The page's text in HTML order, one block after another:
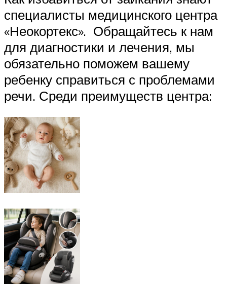
специалисты медицинского центра
«Неокортекс». Обращайтесь к нам
для диагностики и лечения, мы
обязательно поможем вашему
ребенку справиться с проблемами
речи. Среди преимуществ центра: